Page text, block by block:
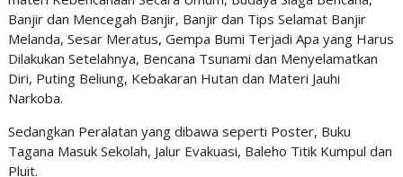
Banjir dan Mencegah Banjir, Banjir dan Tips Selamat Banjir
Melanda, Sesar Meratus, Gempa Bumi Terjadi Apa yang Harus
Dilakukan Setelahnya, Bencana Tsunami dan Menyelamatkan
Diri, Puting Beliung, Kebakaran Hutan dan Materi Jauhi
Narkoba.
Sedangkan Peralatan yang dibawa seperti Poster, Buku
Tagana Masuk Sekolah, Jalur Evakuasi, Baleho Titik Kumpul dan
Pluit.